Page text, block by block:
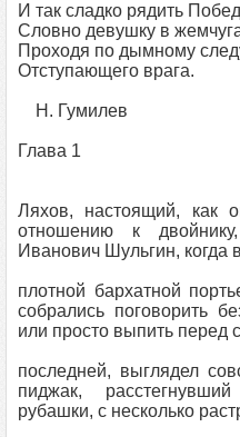
И так сладко рядить
Словно девушку в
Проходя по дымному
Отступающего врага.
Н. Гумилев
Глава 1
Ляхов, настоящий, как
отношению к
Иванович Шульгин, когда
плотной бархатной
собрались поговорить
или просто выпить перед
последней, выглядел
пиджак,
рубашки, с несколько